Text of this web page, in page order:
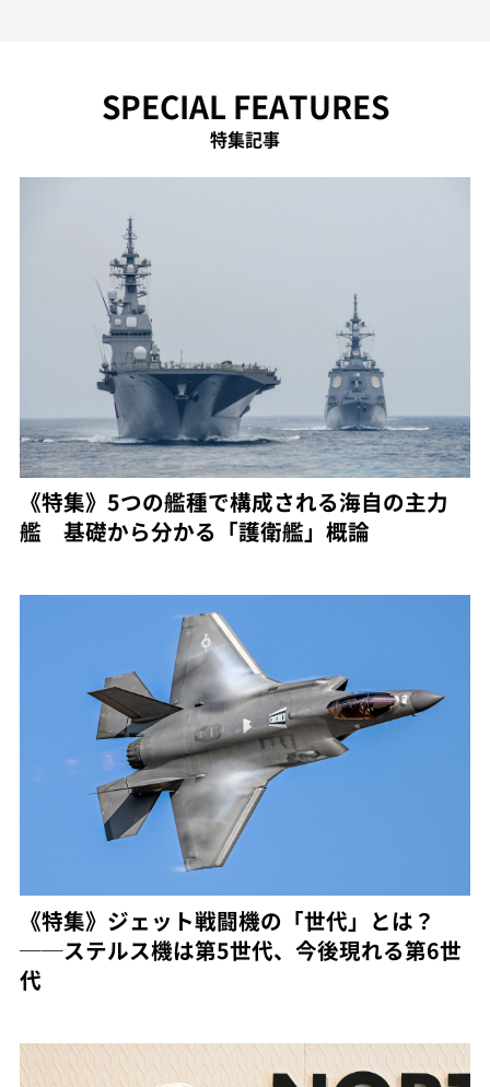
SPECIAL FEATURES
特集記事
《特集》5つの艦種で構成される海自の主力
艦 基礎から分かる「護衛艦」概論
《特集》ジェット戦闘機の「世代」とは？
──ステルス機は第5世代、今後現れる第6世
代